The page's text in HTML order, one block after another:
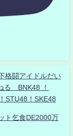
闘アイドルだい
る BNK48 ！
STU48！SKE48
ト乞食DE2000万